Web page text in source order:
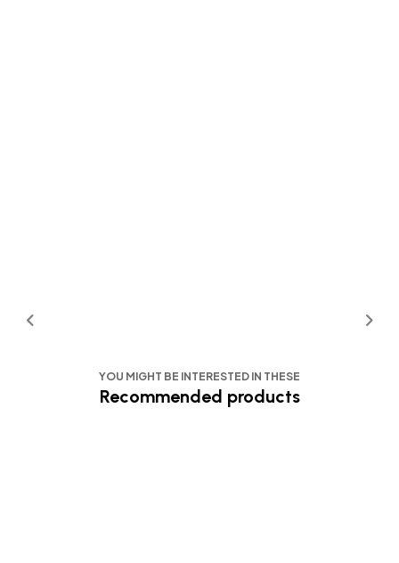
YOU MIGHT BE INTERESTED IN THESE
Recommended products